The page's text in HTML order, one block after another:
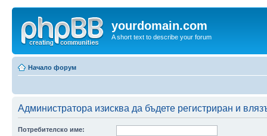
yourdomain.com
A short text to describe your forum
Начало форум
Администратора изисква да бъдете регистриран и
Потребителско име: